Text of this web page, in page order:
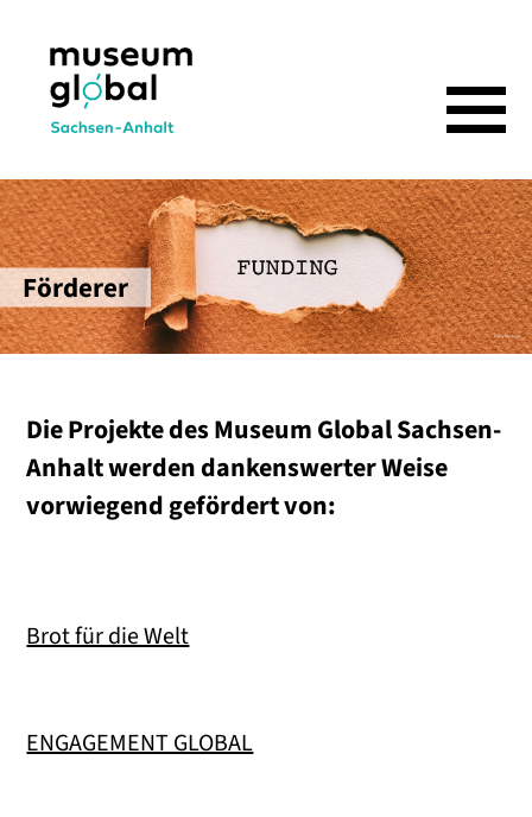
Förderer
© Ray Behringer
Die Projekte des Museum Global Sachsen-
Anhalt werden dankenswerter Weise
vorwiegend gefördert von:
Brot für die Welt
ENGAGEMENT GLOBAL